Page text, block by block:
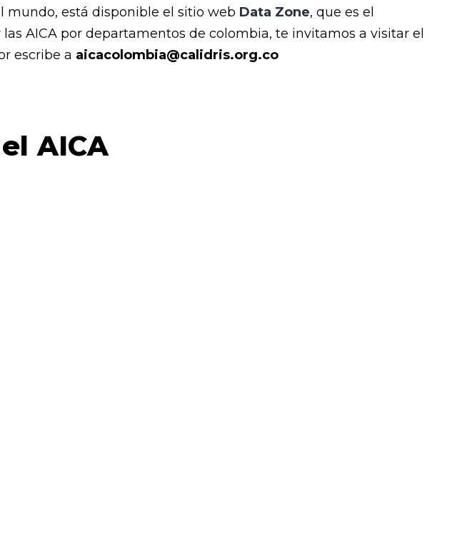
mundo, está disponible el sitio web Data Zone, que es el
AICA por departamentos de colombia, te invitamos a visitar el
escribe a aicacolombia@calidris.org.co
AICA